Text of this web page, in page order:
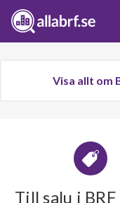
Visa allt om
Till salu i